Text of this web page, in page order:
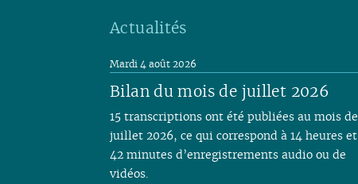
Actualités
Bilan du mois de juillet 2026
Mardi 4 août 2026
15 transcriptions ont été publiées au mois de
juillet 2026, ce qui correspond à 14 heures et
42 minutes d’enregistrements audio ou de
vidéos.